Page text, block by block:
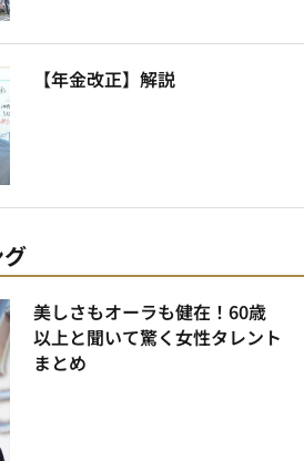
【年金改正】解説
美しさもオーラも健在！60歳
以上と聞いて驚く女性タレント
まとめ